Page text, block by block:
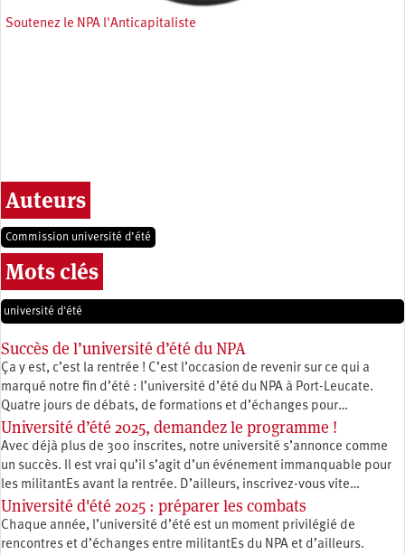
Soutenez le NPA l'Anticapitaliste
Auteurs
Commission université d’été
Mots clés
université d'été
Succès de l’université d’été du NPA
Ça y est, c’est la rentrée ! C’est l’occasion de revenir sur ce qui a
marqué notre fin d’été : l’université d’été du NPA à Port-Leucate.
Quatre jours de débats, de formations et d’échanges pour…
Université d’été 2025, demandez le programme !
Avec déjà plus de 300 inscrites, notre université s’annonce comme
un succès. Il est vrai qu’il s’agit d’un événement immanquable pour
les militantEs avant la rentrée. D’ailleurs, inscrivez-vous vite…
Université d'été 2025 : préparer les combats
Chaque année, l’université d’été est un moment privilégié de
rencontres et d’échanges entre militantEs du NPA et d’ailleurs.